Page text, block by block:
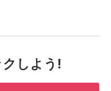
しよう!